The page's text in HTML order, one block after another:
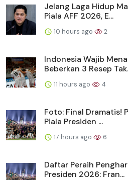
Jelang Laga Hidup
Piala AFF 2026, E...
10 hours ago 2
Indonesia Wajib
Beberkan 3 Resep
11 hours ago 4
Foto: Final Dramatis!
Piala Presiden ...
17 hours ago 6
Daftar Peraih
Presiden 2026: Fran...